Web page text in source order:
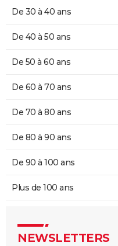
De 30 à 40 ans
De 40 à 50 ans
De 50 à 60 ans
De 60 à 70 ans
De 70 à 80 ans
De 80 à 90 ans
De 90 à 100 ans
Plus de 100 ans
NEWSLETTERS